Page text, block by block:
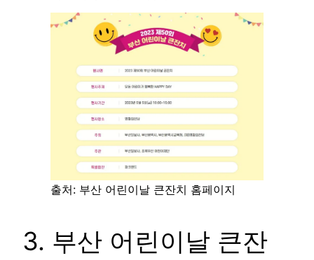
출처: 부산 어린이날 큰잔치 홈페이지
3. 부산 어린이날 큰잔